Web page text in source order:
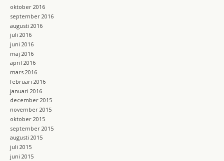
oktober 2016
september 2016
augusti 2016
juli 2016
juni 2016
maj 2016
april 2016
mars 2016
februari 2016
januari 2016
december 2015
november 2015
oktober 2015
september 2015
augusti 2015
juli 2015
juni 2015